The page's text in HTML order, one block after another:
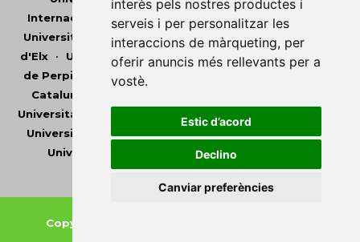
interès pels nostres productes i
serveis i per personalitzar les
interaccions de màrqueting, per
oferir anuncis més rellevants per a
vostè.
Estic d’acord
Declino
Canviar preferències
Internacional de Catalunya
Universitat Jaume I
Universitat de Lleida
• Universitat Miguel Hernández
d'Elx• Universitat Oberta de Catalunya •Universitat
de Perpinyà Via Domitia
Catalunya
Universitat Pompeu Fabra
Universitat Rovira i Virgili
•
Universitat de València
•Universitat de Vic -
Universitat Central de Catalunya
Copyright © 2026